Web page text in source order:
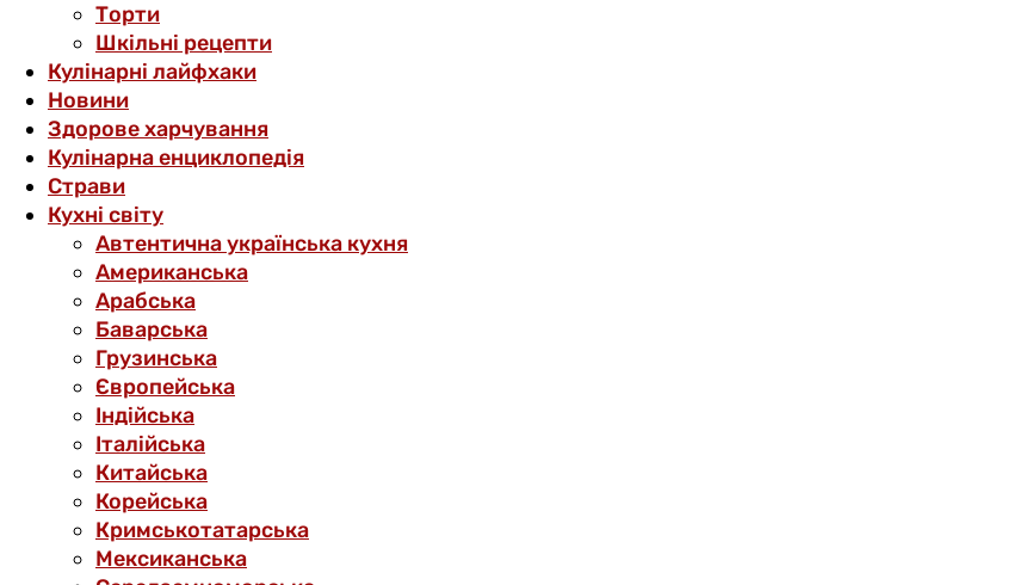
Торти
Шкільні рецепти
Кулінарні лайфхаки
Новини
Здорове харчування
Кулінарна енциклопедія
Страви
Кухні світу
Автентична українська кухня
Американська
Арабська
Баварська
Грузинська
Європейська
Індійська
Італійська
Китайська
Корейська
Кримськотатарська
Мексиканська